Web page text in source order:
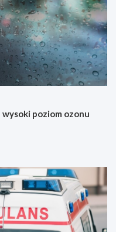
poziom ozonu